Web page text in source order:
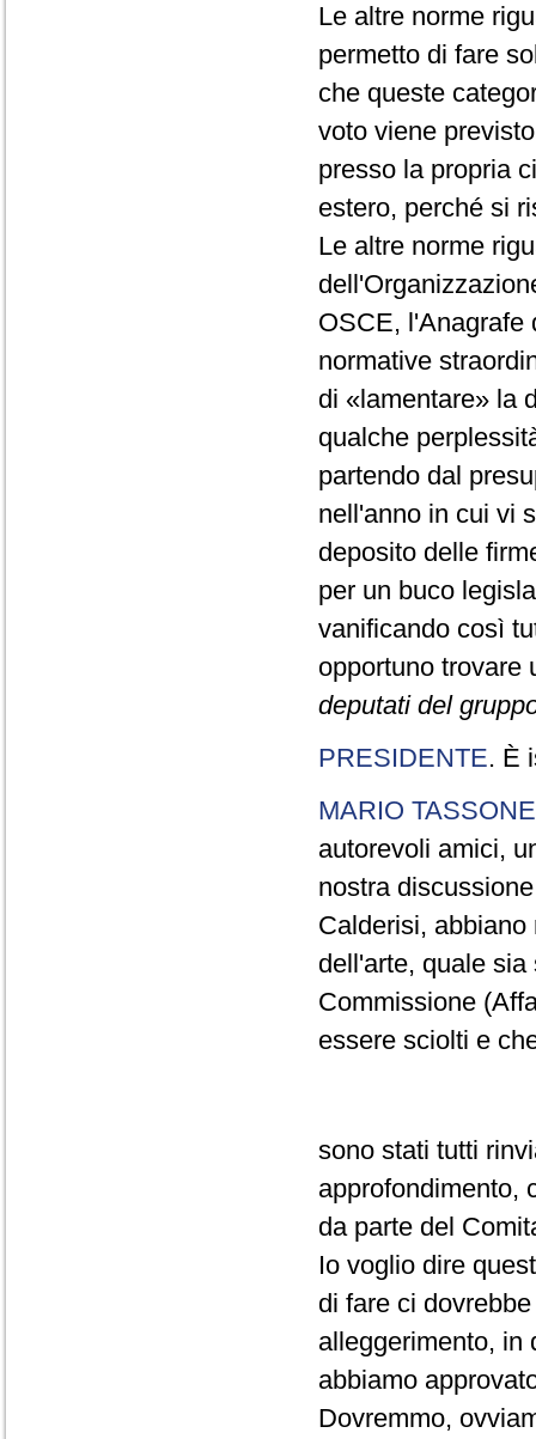
Le altre norme
permetto di fare
che queste
voto viene
presso la propria
estero, perché si
Le altre norme
OSCE, l'Anagrafe
normative
di «lamentare» la
qualche
partendo dal
nell'anno in cui vi
deposito delle
per un buco
vanificando così
opportuno trovare
deputati del
PRESIDENTE. È
MARIO TASSONE
autorevoli amici,
nostra
Calderisi,
dell'arte, quale
Commissione
essere sciolti e
sono stati tutti
approfondimento,
da parte del
Io voglio dire
di fare ci
alleggerimento, in
abbiamo
Dovremmo,